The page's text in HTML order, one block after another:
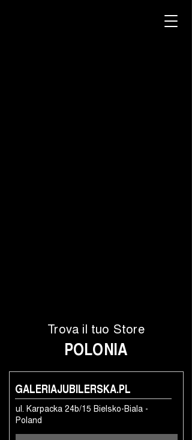
Trova il tuo Store
POLONIA
GALERIAJUBILERSKA.PL
ul. Karpacka 24b/15 Bielsko-Biala -
Poland